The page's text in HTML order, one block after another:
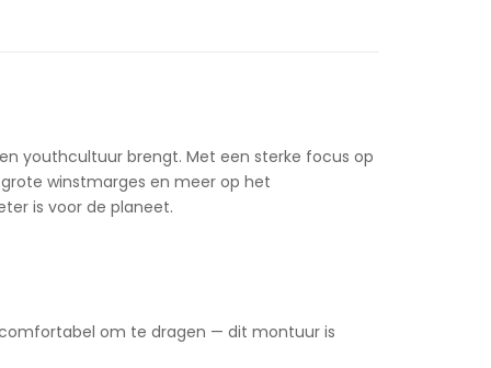
youthcultuur brengt. Met een sterke focus op
winstmarges en meer op het
is voor de planeet.
om te dragen — dit montuur is